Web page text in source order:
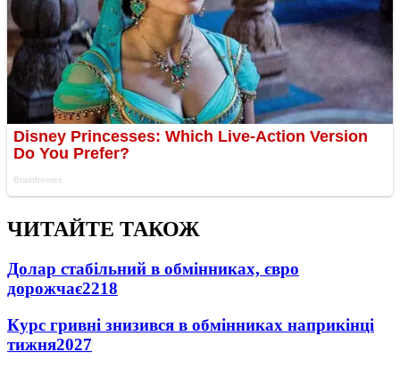
ЧИТАЙТЕ ТАКОЖ
Долар стабільний в обмінниках, євро
дорожчає2218
Курс гривні знизився в обмінниках наприкінці
тижня2027